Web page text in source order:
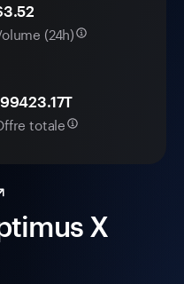
X
(24h)
totale